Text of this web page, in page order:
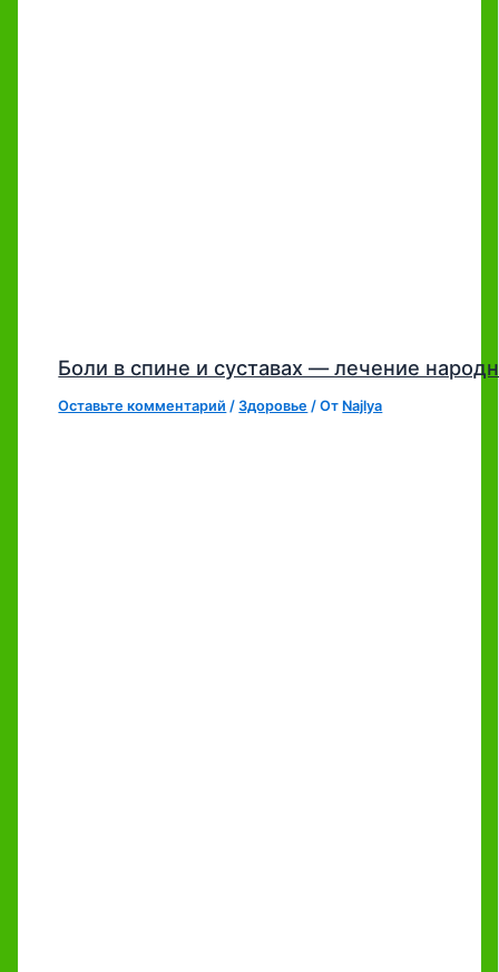
Боли в спине и суставах — лечение
Оставьте комментарий /Здоровье / От Najlya